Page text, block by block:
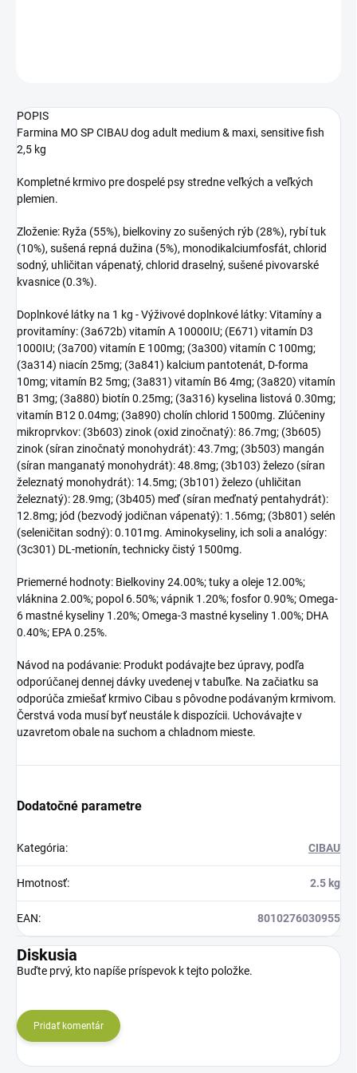
POPIS
Farmina MO SP CIBAU dog adult medium & maxi, sensitive fish
2,5 kg
Kompletné krmivo pre dospelé psy stredne veľkých a veľkých
plemien.
Zloženie: Ryža (55%), bielkoviny zo sušených rýb (28%), rybí tuk
(10%), sušená repná dužina (5%), monodikalciumfosfát, chlorid
sodný, uhličitan vápenatý, chlorid draselný, sušené pivovarské
kvasnice (0.3%).
Doplnkové látky na 1 kg - Výživové doplnkové látky: Vitamíny a
provitamíny: (3a672b) vitamín A 10000IU; (E671) vitamín D3
1000IU; (3a700) vitamín E 100mg; (3a300) vitamín C 100mg;
(3a314) niacín 25mg; (3a841) kalcium pantotenát, D-forma
10mg; vitamín B2 5mg; (3a831) vitamín B6 4mg; (3a820) vitamín
B1 3mg; (3a880) biotín 0.25mg; (3a316) kyselina listová 0.30mg;
vitamín B12 0.04mg; (3a890) cholín chlorid 1500mg. Zlúčeniny
mikroprvkov: (3b603) zinok (oxid zinočnatý): 86.7mg; (3b605)
zinok (síran zinočnatý monohydrát): 43.7mg; (3b503) mangán
(síran manganatý monohydrát): 48.8mg; (3b103) železo (síran
železnatý monohydrát): 14.5mg; (3b101) železo (uhličitan
železnatý): 28.9mg; (3b405) meď (síran meďnatý pentahydrát):
12.8mg; jód (bezvodý jodičnan vápenatý): 1.56mg; (3b801) selén
(seleničitan sodný): 0.101mg. Aminokyseliny, ich soli a analógy:
(3c301) DL-metionín, technicky čistý 1500mg.
Priemerné hodnoty: Bielkoviny 24.00%; tuky a oleje 12.00%;
vláknina 2.00%; popol 6.50%; vápnik 1.20%; fosfor 0.90%; Omega-
6 mastné kyseliny 1.20%; Omega-3 mastné kyseliny 1.00%; DHA
0.40%; EPA 0.25%.
Návod na podávanie: Produkt podávajte bez úpravy, podľa
odporúčanej dennej dávky uvedenej v tabuľke. Na začiatku sa
odporúča zmiešať krmivo Cibau s pôvodne podávaným krmivom.
Čerstvá voda musí byť neustále k dispozícii. Uchovávajte v
uzavretom obale na suchom a chladnom mieste.
Dodatočné parametre
Kategória: CIBAU
Hmotnosť: 2.5 kg
EAN: 8010276030955
Diskusia
Buďte prvý, kto napíše príspevok k tejto položke.
Pridať komentár